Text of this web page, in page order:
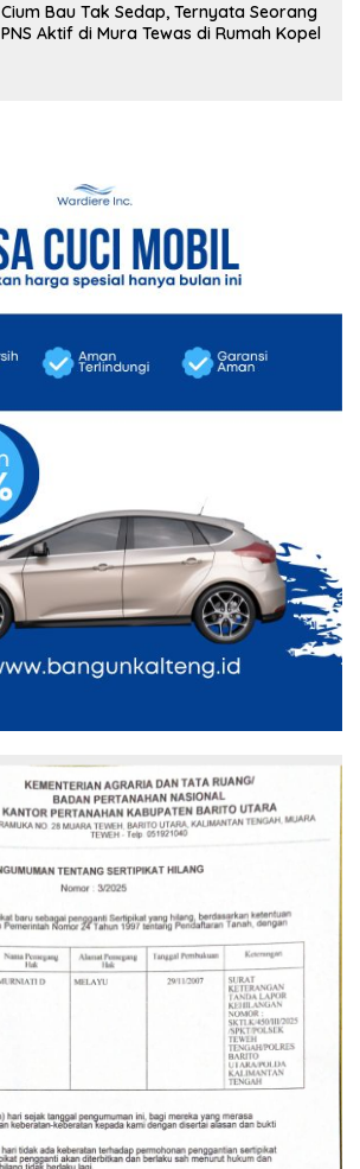
Cium Bau Tak Sedap, Ternyata Seorang
PNS Aktif di Mura Tewas di Rumah Kopel